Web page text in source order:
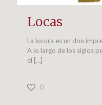
Locas
La locura es un don
A lo largo de los siglos
el […]
0